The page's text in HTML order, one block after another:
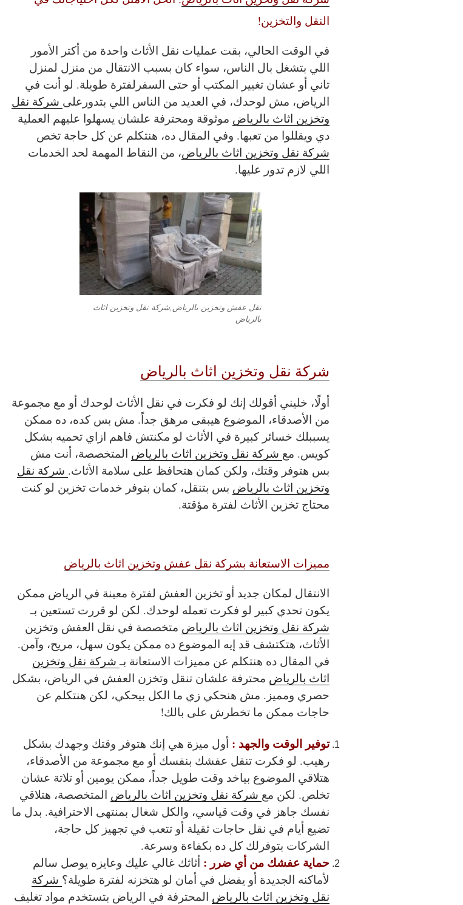
النقل والتخزين!
في الوقت الحالي، بقت عمليات نقل الأثاث واحدة من أكتر الأمور
اللي بتشغل بال الناس، سواء كان بسبب الانتقال من منزل لمنزل
تاني أو عشان تغيير المكتب أو حتى السفرلفترة طويلة. لو أنت في
الرياض، مش لوحدك، في العديد من الناس اللي بتدورعلى شركة نقل
وتخزين اثاث بالرياض موثوقة ومحترفة علشان يسهلوا عليهم العملية
دي ويقللوا من تعبها. وفي المقال ده، هنتكلم عن كل حاجة تخص
شركة نقل وتخزين اثاث بالرياض، من النقاط المهمة لحد الخدمات
اللي لازم تدور عليها.
نقل عفش وتخزين بالرياض,شركة نقل وتخزين اثاث
بالرياض
شركة نقل وتخزين اثاث بالرياض
أولًا، خليني أقولك إنك لو فكرت في نقل الأثاث لوحدك أو مع مجموعة
من الأصدقاء، الموضوع هيبقى مرهق جداً. مش بس كده، ده ممكن
يسببلك خسائر كبيرة في الأثاث لو مكنتش فاهم ازاي تحميه بشكل
كويس. مع شركة نقل وتخزين اثاث بالرياض المتخصصة، أنت مش
بس هتوفر وقتك، ولكن كمان هتحافظ على سلامة الأثاث. شركة نقل
وتخزين اثاث بالرياض بس بتنقل، كمان بتوفر خدمات تخزين لو كنت
محتاج تخزين الأثاث لفترة مؤقتة.
مميزات الاستعانة بشركة نقل عفش وتخزين اثاث بالرياض
الانتقال لمكان جديد أو تخزين العفش لفترة معينة في الرياض ممكن
يكون تحدي كبير لو فكرت تعمله لوحدك. لكن لو قررت تستعين بـ
شركة نقل وتخزين اثاث بالرياض متخصصة في نقل العفش وتخزين
الأثاث، هتكتشف قد إيه الموضوع ده ممكن يكون سهل، مريح، وآمن.
في المقال ده هنتكلم عن مميزات الاستعانة بـ شركة نقل وتخزين
اثاث بالرياض محترفة علشان تنقل وتخزن العفش في الرياض، بشكل
حصري ومميز. مش هنحكي زي ما الكل بيحكي، لكن هنتكلم عن
حاجات ممكن ما تخطرش على بالك!
توفير الوقت والجهد : أول ميزة هي إنك هتوفر وقتك وجهدك بشكل
رهيب. لو فكرت تنقل عفشك بنفسك أو مع مجموعة من الأصدقاء،
هتلاقي الموضوع بياخد وقت طويل جداً، ممكن يومين أو تلاتة عشان
تخلص. لكن مع شركة نقل وتخزين اثاث بالرياض المتخصصة، هتلاقي
نفسك جاهز في وقت قياسي، والكل شغال بمنتهى الاحترافية. بدل ما
تضيع أيام في نقل حاجات ثقيلة أو تتعب في تجهيز كل حاجة،
الشركات بتوفرلك كل ده بكفاءة وسرعة.
حماية عفشك من أي ضرر : أثاثك غالي عليك وعايزه يوصل سالم
لأماكنه الجديدة أو يفضل في أمان لو هتخزنه لفترة طويلة؟ شركة
نقل وتخزين اثاث بالرياض المحترفة في الرياض بتستخدم مواد تغليف